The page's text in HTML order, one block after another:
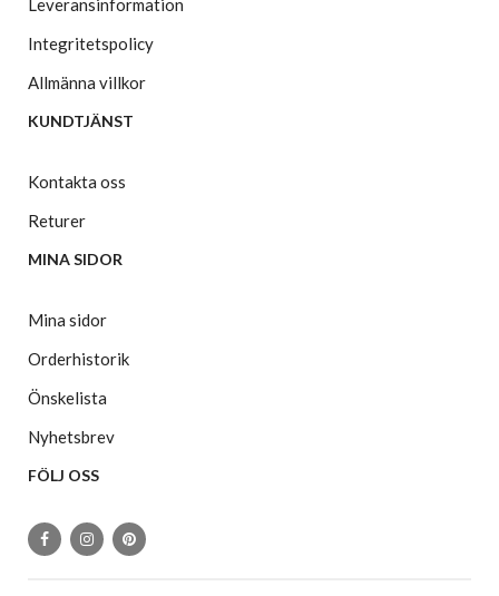
Leveransinformation
Integritetspolicy
Allmänna villkor
KUNDTJÄNST
Kontakta oss
Returer
MINA SIDOR
Mina sidor
Orderhistorik
Önskelista
Nyhetsbrev
FÖLJ OSS